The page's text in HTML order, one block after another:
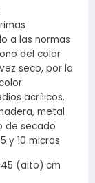
a las normas
del color
seco, por la
acrílicos.
metal
de secado
y 10 micras
45 (alto) cm